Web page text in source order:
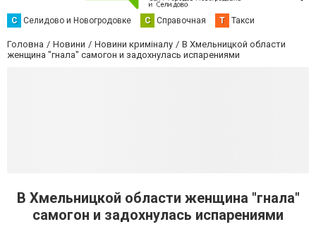
С Селидово и Новогродовке С Справочная Т Такси
Головна Новини Новини криміналу
В Хмельницкой области
женщина "гнала" самогон и задохнулась испарениями
В Хмельницкой области женщина "гнала"
самогон и задохнулась испарениями